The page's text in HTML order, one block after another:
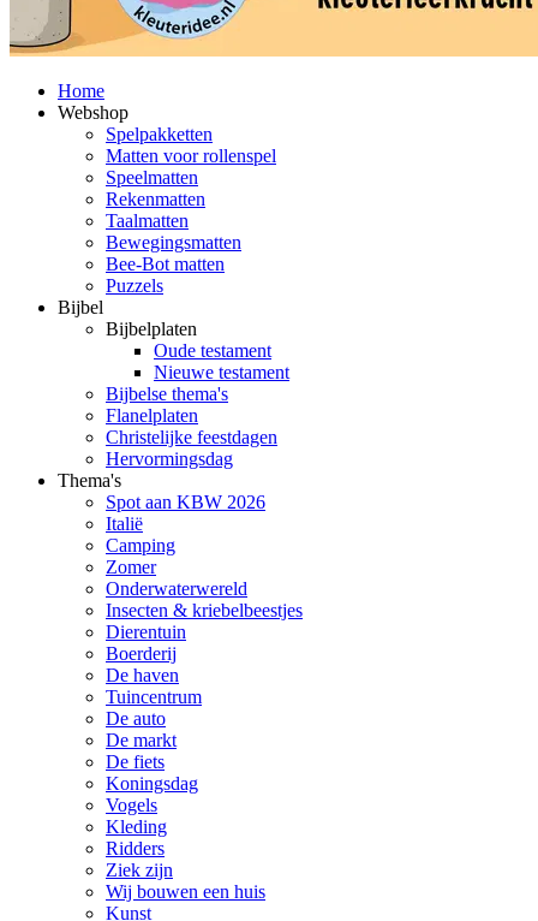
Home
Webshop
Spelpakketten
Matten voor rollenspel
Speelmatten
Rekenmatten
Taalmatten
Bewegingsmatten
Bee-Bot matten
Puzzels
Bijbel
Bijbelplaten
Oude testament
Nieuwe testament
Bijbelse thema's
Flanelplaten
Christelijke feestdagen
Hervormingsdag
Thema's
Spot aan KBW 2026
Italië
Camping
Zomer
Onderwaterwereld
Insecten & kriebelbeestjes
Dierentuin
Boerderij
De haven
Tuincentrum
De auto
De markt
De fiets
Koningsdag
Vogels
Kleding
Ridders
Ziek zijn
Wij bouwen een huis
Kunst